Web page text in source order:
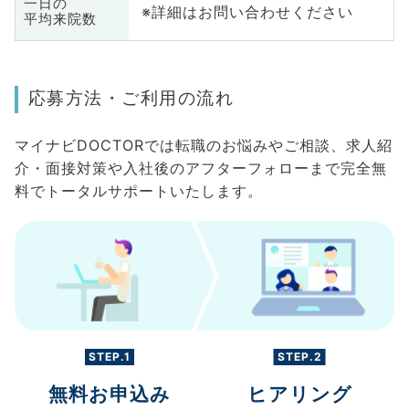
一日の
平均来院数
※詳細はお問い合わせください
応募方法・ご利用の流れ
マイナビDOCTORでは転職のお悩みやご相談、求人紹
介・面接対策や入社後のアフターフォローまで完全無
料でトータルサポートいたします。
STEP.1
無料お申込み
STEP.2
ヒアリング